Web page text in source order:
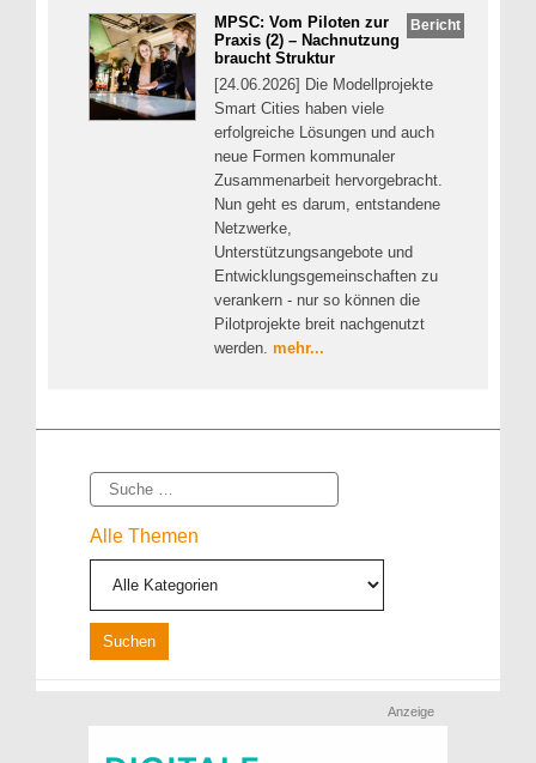
Bericht
MPSC: Vom Piloten zur
Praxis (2) – Nachnutzung
braucht Struktur
[24.06.2026] Die Modellprojekte
Smart Cities haben viele
erfolgreiche Lösungen und auch
neue Formen kommunaler
Zusammenarbeit hervorgebracht.
Nun geht es darum, entstandene
Netzwerke,
Unterstützungsangebote und
Entwicklungsgemeinschaften zu
verankern - nur so können die
Pilotprojekte breit nachgenutzt
werden. mehr...
Suche
Alle Themen
Anzeige